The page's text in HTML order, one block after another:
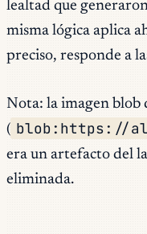
lealtad que
misma lógica aplica
preciso, responde a
Nota: la imagen blob
( blob:https://
era un artefacto del
eliminada.